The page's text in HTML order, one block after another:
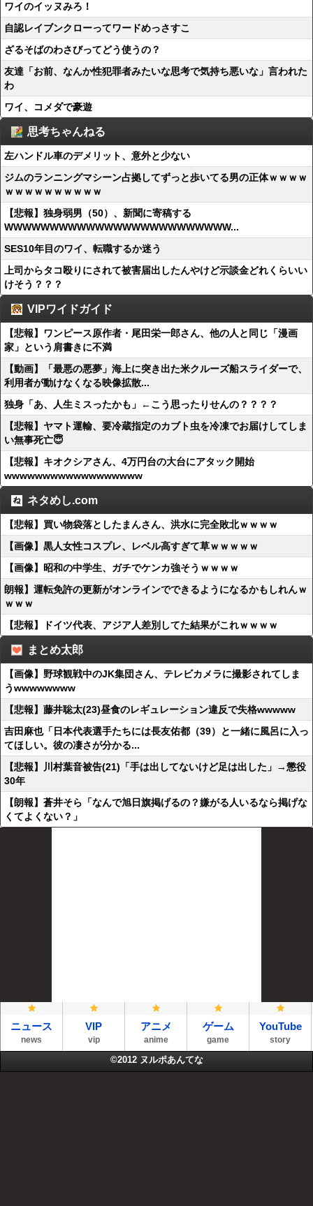
ワイのイッヌみろ！
自認レイブンクローってワードめっさすこ
ざるそばのわさびってどう使うの？
友達「お前、なんか性犯罪者みたいな思考で気持ち悪いな」言われた
わ
ワイ、コメダで豪遊
思考ちゃんねる
左ハンドル車のデメリット、意外と少ない
ジムのランニングマシーン占拠してずっと歩いてる男の正体ｗｗｗｗ
ｗｗｗｗｗｗｗｗｗｗ
【悲報】独身弱男（50）、新聞に寄稿する
WWWWWWWWWWWWWWWWWWWWWWWWW...
SES10年目のワイ、転職するか迷う
上司からタコ殴りにされて被害届出したんやけど示談金どれくらいい
けそう？？？
VIPワイドガイド
【悲報】ワンピース原作者・尾田栄一郎さん、他の人と同じ「漫画
家」という肩書きに不満
【動画】「最悪の悪夢」海上に突き出た米クルーズ船スライダーで、
利用者が動けなくなる映像拡散...
独身「あ、人生ミスったかも」←こう思ったりせんの？？？？
【悲報】ヤマト運輸、要冷蔵指定のカブト虫を冷凍でお届けしてしま
い無事死亡😇
【悲報】キオクシアさん、4万円台の大台にアタック開始
wwwwwwwwwwwwwwwwww
ネタめし.com
【悲報】買い物袋落としたまんさん、洪水に完全敗北ｗｗｗｗ
【画像】黒人女性コスプレ、レベル高すぎて草ｗｗｗｗｗ
【画像】昭和の中学生、ガチでケンカ強そうｗｗｗｗ
朗報】運転免許の更新がオンラインでできるようになるかもしれんｗ
ｗｗｗ
【悲報】ドイツ代表、アジア人差別してた結果がこれｗｗｗｗ
まとめ太郎
【画像】野球観戦中のJK集団さん、テレビカメラに撮影されてしま
うwwwwwwww
【悲報】藤井聡太(23)昼食のレギュレーション違反で失格wwwww
吉田麻也「日本代表選手たちには長友佑都（39）と一緒に風呂に入っ
てほしい。彼の凄さが分かる...
【悲報】川村葉音被告(21)「手は出してないけど足は出した」→懲役
30年
【朗報】蒼井そら「なんで旭日旗掲げるの？嫌がる人いるなら掲げな
くてよくない？」
ニュース
news
VIP
vip
アニメ
anime
ゲーム
game
YouTube
story
©2012 ヌルポあんてな